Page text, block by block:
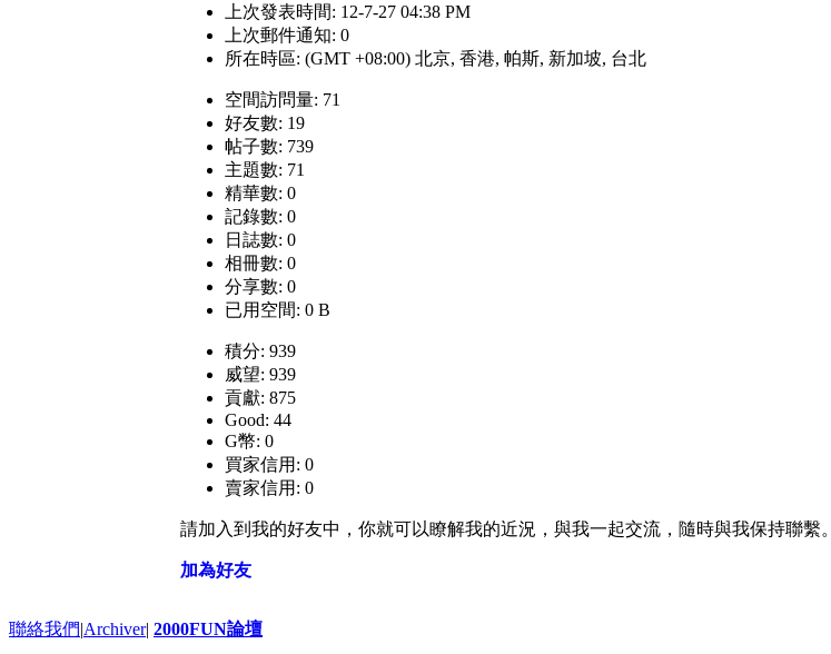
上次發表時間: 12-7-27 04:38 PM
上次郵件通知: 0
所在時區: (GMT +08:00) 北京, 香港, 帕斯, 新加坡, 台北
空間訪問量: 71
好友數: 19
帖子數: 739
主題數: 71
精華數: 0
記錄數: 0
日誌數: 0
相冊數: 0
分享數: 0
已用空間: 0 B
積分: 939
威望: 939
貢獻: 875
Good: 44
G幣: 0
買家信用: 0
賣家信用: 0
請加入到我的好友中，你就可以瞭解我的近況，與我一起交流，隨時與我保持聯繫。
加為好友
聯絡我們|Archiver| 2000FUN論壇